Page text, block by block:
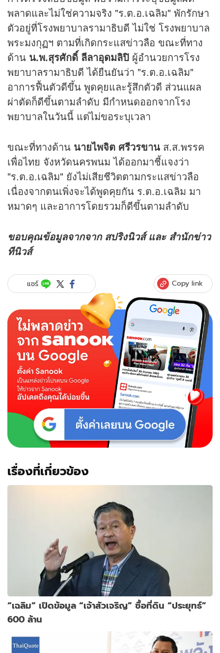
พลาดและไม่ใช่ความจริง "ร.ต.อ.เฉลิม" พักรักษา
ตัวอยู่ที่โรงพยาบาลรามาธิบดี ไม่ใช่ โรงพยาบาล
พระมงกุฏฯ ตามที่เกิดกระแสข่าวลือ ขณะที่ทาง
ด้าน น.พ.สุรศักดิ์ ลีลาอุดมลิปิ ผู้อำนวยการโรง
พยาบาลรามาธิบดี ได้ยืนยันว่า "ร.ต.อ.เฉลิม"
อาการฟื้นตัวดีขึ้น พูดคุยและรู้สึกตัวดี ส่วนแผล
ผ่าตัดก็ดีขึ้นตามลำดับ มีกำหนดออกจากโรง
พยาบาลในวันนี้ แต่ไม่ขอระบุเวลา
ขณะที่ทางด้าน นายไพจิต ศรีวรขาน ส.ส.พรรค
เพื่อไทย จังหวัดนครพนม ได้ออกมาชี้แจงว่า
"ร.ต.อ.เฉลิม" ยังไม่เสียชีวิตตามกระแสข่าวลือ
เนื่องจากตนเพิ่งจะได้พูดคุยกัน ร.ต.อ.เฉลิม มา
หมาดๆ และอาการโดยรวมก็ดีขึ้นตามลำดับ
ขอบคุณข้อมูลจากจาก สปริงนิวส์ และ สำนักข่าว
ทีนิวส์
แชร์ Copy link
เรื่องที่เกี่ยวข้อง
“เฉลิม” เปิดข้อมูล “เจ้าสัวเจริญ” ซื้อที่ดิน “ประยุทธ์”
600 ล้าน